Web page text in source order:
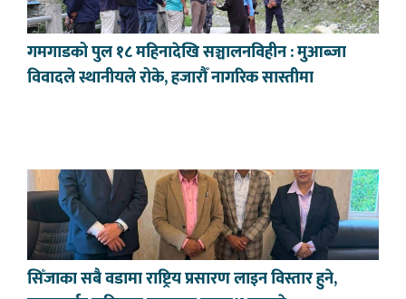
गमगाडको पुल १८ महिनादेखि सञ्चालनविहीन : मुआब्जा
विवादले स्थानीयले रोके, हजारौँ नागरिक सास्तीमा
सिँजाका सबै वडामा राष्ट्रिय प्रसारण लाइन विस्तार हुने,